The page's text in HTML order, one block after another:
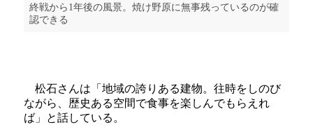
終戦から1年後の風景。焼け野原に無事残っているのが確
認できる
松石さんは「地域の誇りある建物。往時をしのび
ながら、歴史ある空間で食事を楽しんでもらえれ
ば」と話している。